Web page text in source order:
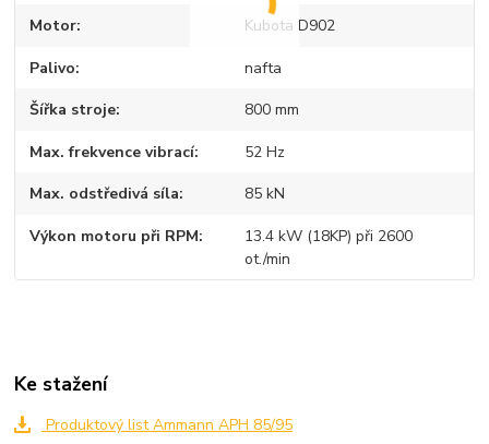
Motor Kubota D902
Palivo nafta
Šířka stroje 800 mm
Max. frekvence vibrací 52 Hz
Max. odstředivá síla 85 kN
Výkon motoru při RPM
13.4 kW (18KP) při 2600
ot./min
Ke stažení
Produktový list Ammann APH 85/95